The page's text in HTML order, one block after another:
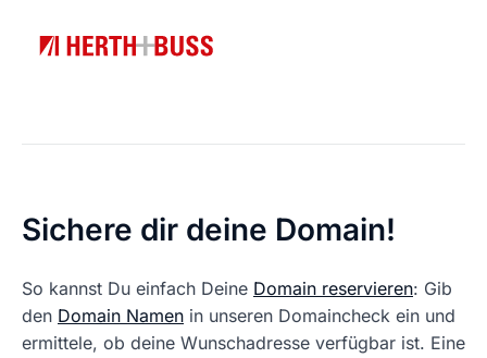
Sichere dir deine Domain!
So kannst Du einfach Deine Domain reservieren: Gib
den Domain Namen in unseren Domaincheck ein und
ermittele, ob deine Wunschadresse verfügbar ist. Eine